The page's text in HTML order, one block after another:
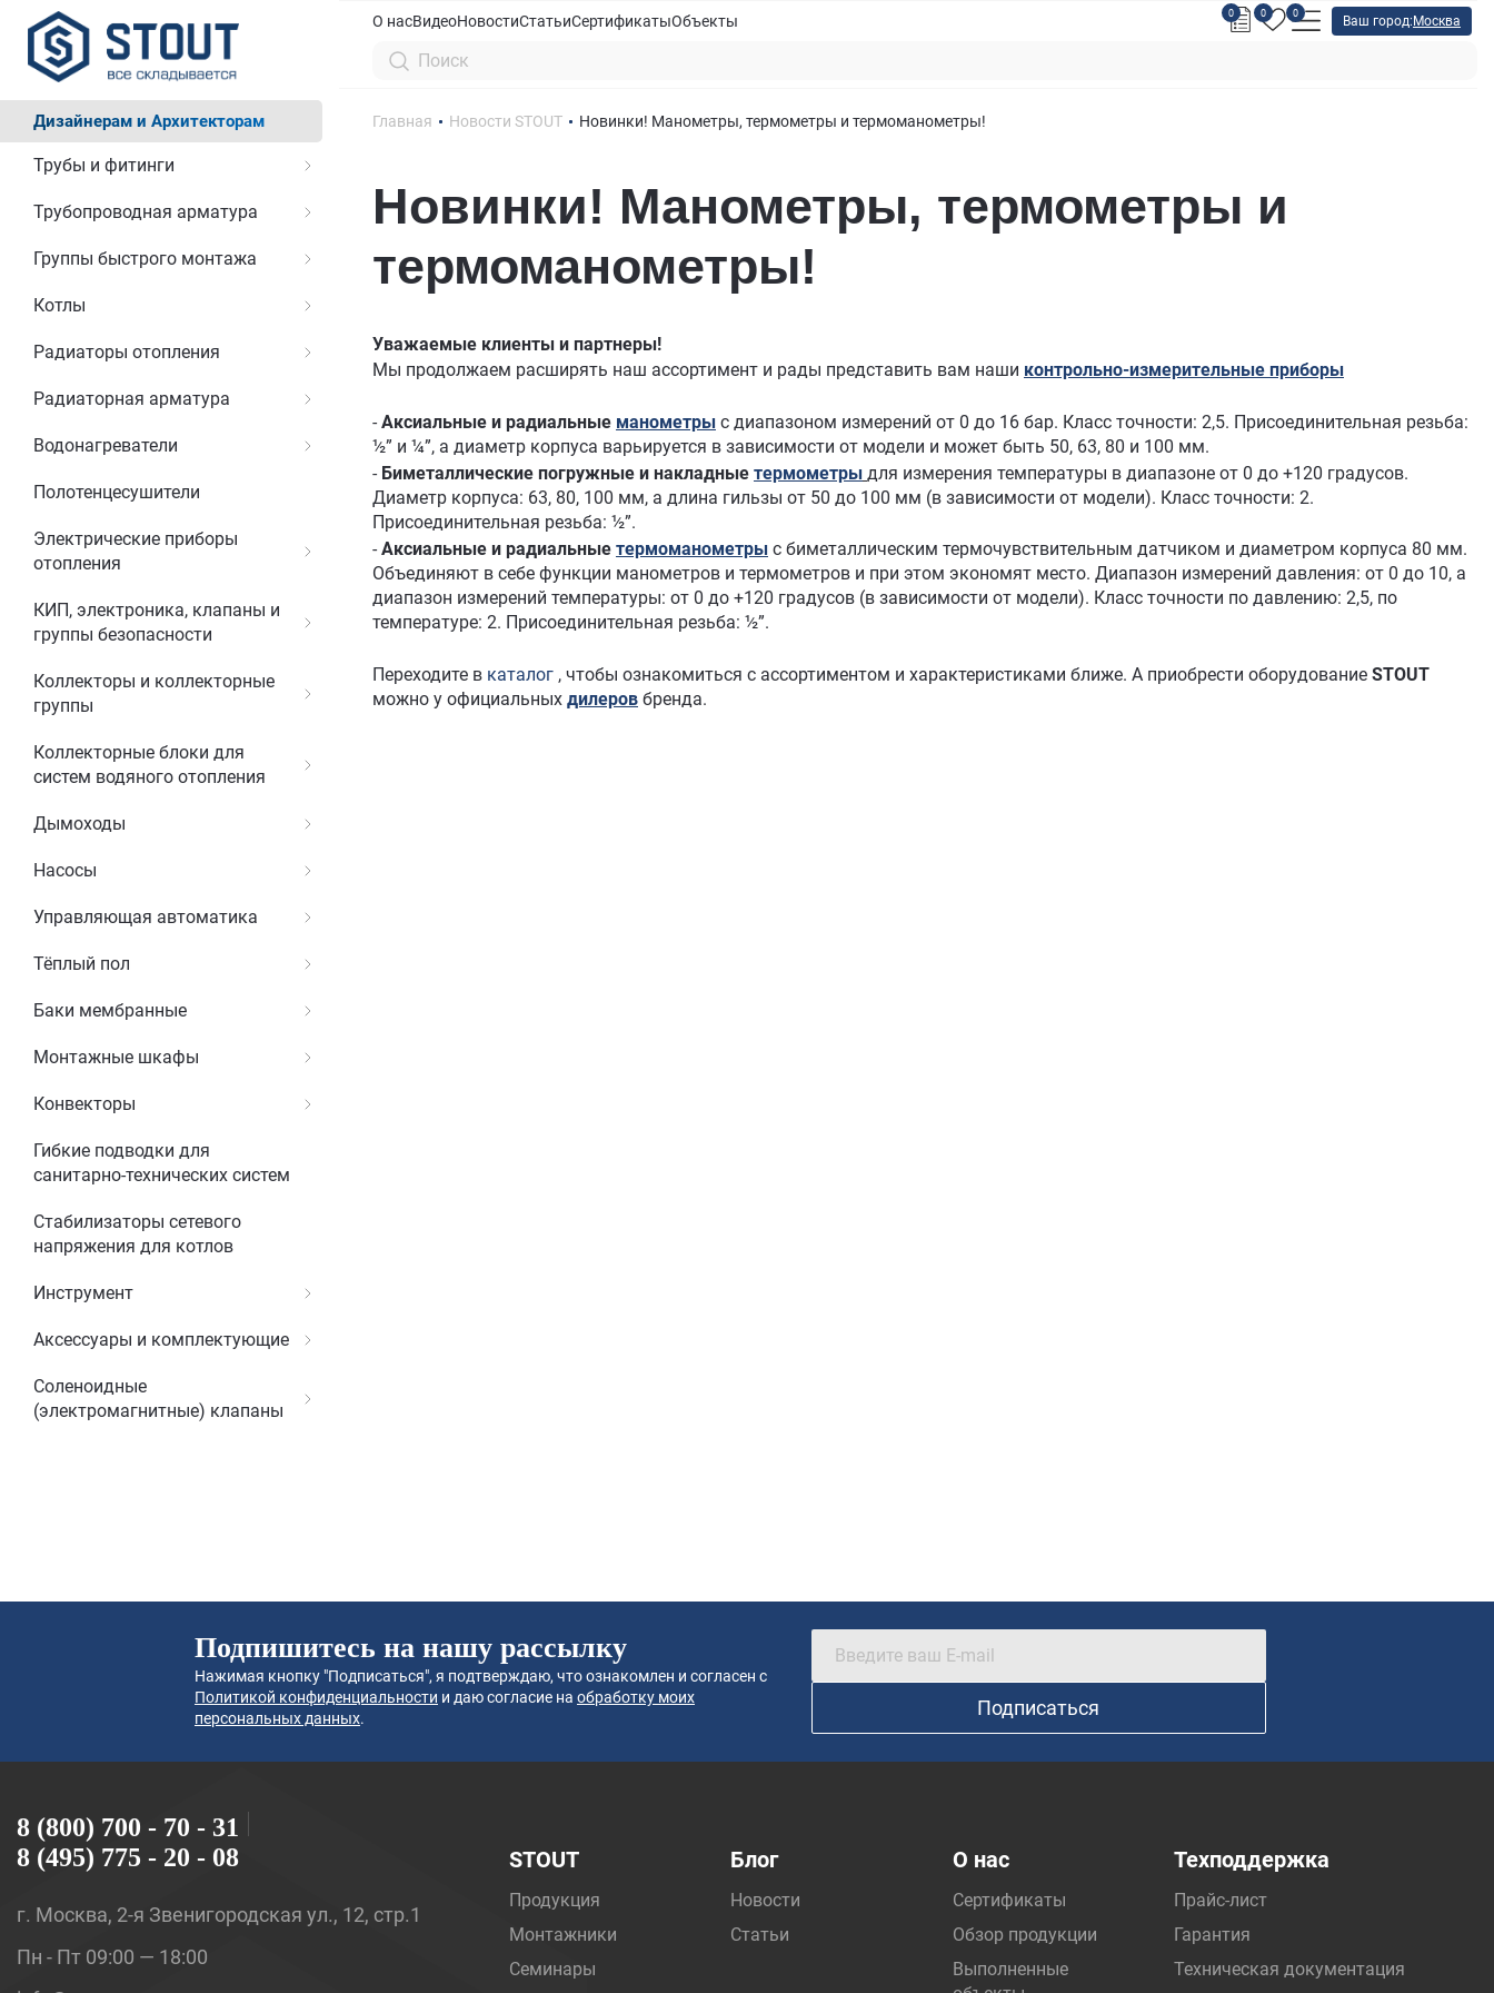
Дизайнерам и Архитекторам
Трубы и фитинги
Трубопроводная арматура
Группы быстрого монтажа
Котлы
Радиаторы отопления
Радиаторная арматура
Водонагреватели
Полотенцесушители
Электрические приборы
отопления
КИП, электроника, клапаны и
группы безопасности
Коллекторы и коллекторные
группы
Коллекторные блоки для
систем водяного отопления
Дымоходы
Насосы
Управляющая автоматика
Тёплый пол
Баки мембранные
Монтажные шкафы
Конвекторы
Гибкие подводки для
санитарно-технических систем
Стабилизаторы сетевого
напряжения для котлов
Инструмент
Аксессуары и комплектующие
Соленоидные
(электромагнитные) клапаны
О насВидеоНовостиСтатьиСертификатыОбъекты 0 0 0
Ваш город: Москва
Главная Новости STOUT Новинки! Манометры, термометры и термоманометры!
Новинки! Манометры, термометры и
термоманометры!
Уважаемые клиенты и партнеры!
Мы продолжаем расширять наш ассортимент и рады представить вам наши контрольно-измерительные приборы
-Аксиальные и радиальные манометры с диапазоном измерений от 0 до 16 бар. Класс точности: 2,5. Присоединительная резьба:
½” и ¼”, а диаметр корпуса варьируется в зависимости от модели и может быть 50, 63, 80 и 100 мм.
- Биметаллические погружные и накладные термометры для измерения температуры в диапазоне от 0 до +120 градусов.
Диаметр корпуса: 63, 80, 100 мм, а длина гильзы от 50 до 100 мм (в зависимости от модели). Класс точности: 2.
Присоединительная резьба: ½”.
-Аксиальные и радиальные термоманометры с биметаллическим термочувствительным датчиком и диаметром корпуса 80 мм.
Объединяют в себе функции манометров и термометров и при этом экономят место. Диапазон измерений давления: от 0 до 10, а
диапазон измерений температуры: от 0 до +120 градусов (в зависимости от модели). Класс точности по давлению: 2,5, по
температуре: 2. Присоединительная резьба: ½”.
Переходите в каталог , чтобы ознакомиться с ассортиментом и характеристиками ближе. А приобрести оборудование STOUT
можно у официальных дилеров бренда.
Подпишитесь на нашу рассылку
Нажимая кнопку "Подписаться", я подтверждаю, что ознакомлен и согласен с
Политикой конфиденциальности и даю согласие на обработку моих
персональных данных. Подписаться
8 (800) 700 - 70 - 31
8 (495) 775 - 20 - 08
г. Москва, 2-я Звенигородская ул., 12, стр.1
Пн - Пт 09:00 — 18:00
STOUT
Продукция
Монтажники
Семинары
Блог
Новости
Статьи
О нас
Сертификаты
Обзор продукции
Выполненные
Техподдержка
Прайс-лист
Гарантия
Техническая документация